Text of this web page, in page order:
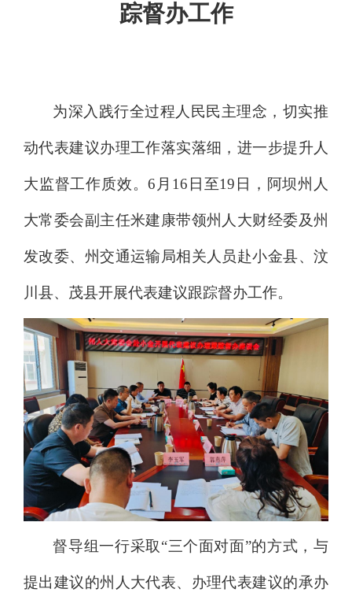
踪督办工作
为深入践行全过程人民民主理念，切实推
动代表建议办理工作落实落细，进一步提升人
大监督工作质效。6 月 16 日至19 日，阿坝州人
大常委会副主任米建康带领州人大财经委及州
发改委、州交通运输局相关人员赴小金县、汶
川县、 茂县开展代表建议跟踪督办工作。
督导组一行采取“三个面对面”的方式 ，与
提出建议的州人大代表、 办理代表建议的承办